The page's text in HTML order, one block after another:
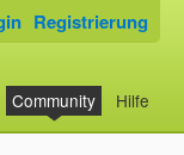
Community Hilfe
Registrierung